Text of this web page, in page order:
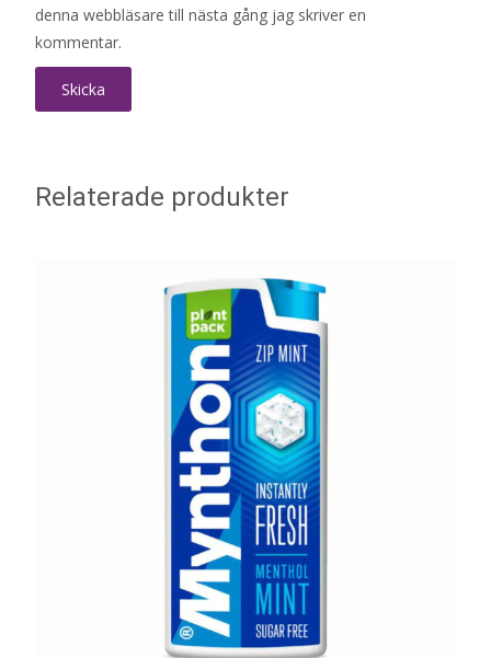
denna webbläsare till nästa gång jag skriver en
kommentar.
Relaterade produkter